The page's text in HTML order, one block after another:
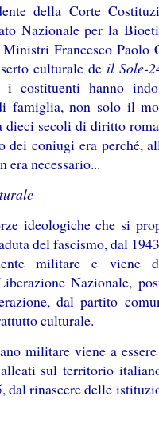
della Corte
Nazionale per la
Francesco Paolo
culturale de il Sole-
costituenti hanno
famiglia, non solo il
secoli di diritto
dei coniugi era perché,
era necessario...
ideologiche che si
del fascismo, dal
militare e viene
Nazionale,
dal partito
culturale.
militare viene a
sul territorio
dal rinascere delle